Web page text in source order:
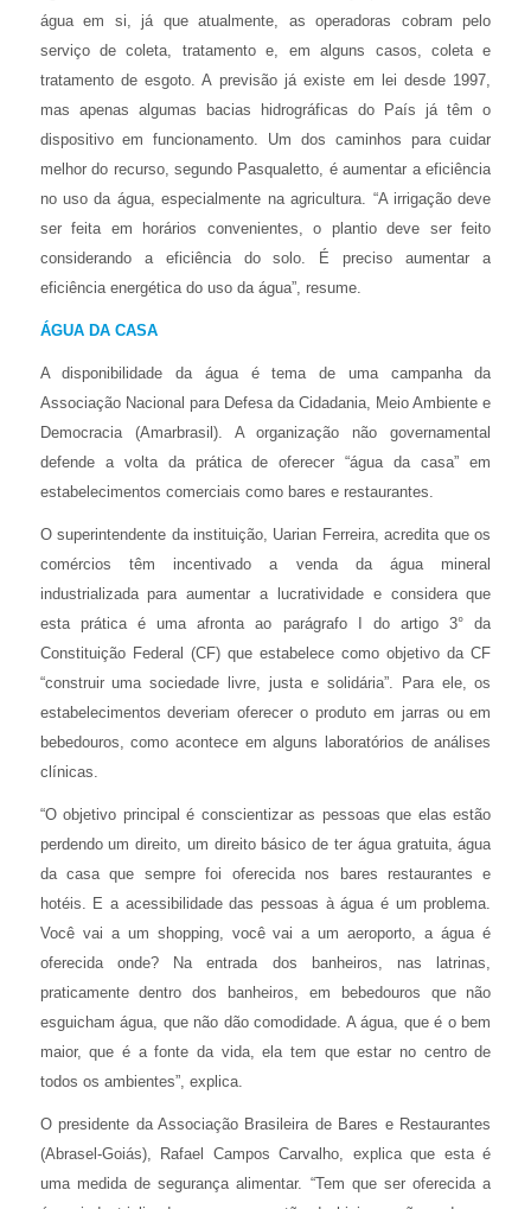
água em si, já que atualmente, as operadoras cobram pelo
serviço de coleta, tratamento e, em alguns casos, coleta e
tratamento de esgoto. A previsão já existe em lei desde 1997,
mas apenas algumas bacias hidrográficas do País já têm o
dispositivo em funcionamento. Um dos caminhos para cuidar
melhor do recurso, segundo Pasqualetto, é aumentar a eficiência
no uso da água, especialmente na agricultura. “A irrigação deve
ser feita em horários convenientes, o plantio deve ser feito
considerando a eficiência do solo. É preciso aumentar a
eficiência energética do uso da água”, resume.
ÁGUA DA CASA
A disponibilidade da água é tema de uma campanha da
Associação Nacional para Defesa da Cidadania, Meio Ambiente e
Democracia (Amarbrasil). A organização não governamental
defende a volta da prática de oferecer “água da casa” em
estabelecimentos comerciais como bares e restaurantes.
O superintendente da instituição, Uarian Ferreira, acredita que os
comércios têm incentivado a venda da água mineral
industrializada para aumentar a lucratividade e considera que
esta prática é uma afronta ao parágrafo I do artigo 3° da
Constituição Federal (CF) que estabelece como objetivo da CF
“construir uma sociedade livre, justa e solidária”. Para ele, os
estabelecimentos deveriam oferecer o produto em jarras ou em
bebedouros, como acontece em alguns laboratórios de análises
clínicas.
“O objetivo principal é conscientizar as pessoas que elas estão
perdendo um direito, um direito básico de ter água gratuita, água
da casa que sempre foi oferecida nos bares restaurantes e
hotéis. E a acessibilidade das pessoas à água é um problema.
Você vai a um shopping, você vai a um aeroporto, a água é
oferecida onde? Na entrada dos banheiros, nas latrinas,
praticamente dentro dos banheiros, em bebedouros que não
esguicham água, que não dão comodidade. A água, que é o bem
maior, que é a fonte da vida, ela tem que estar no centro de
todos os ambientes”, explica.
O presidente da Associação Brasileira de Bares e Restaurantes
(Abrasel-Goiás), Rafael Campos Carvalho, explica que esta é
uma medida de segurança alimentar. “Tem que ser oferecida a